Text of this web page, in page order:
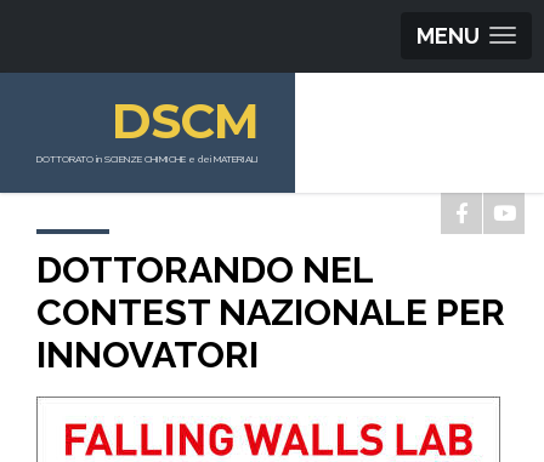
MENU
DSCM
DOTTORATO in SCIENZE CHIMICHE e dei MATERIALI
DOTTORANDO NEL
CONTEST NAZIONALE PER
INNOVATORI